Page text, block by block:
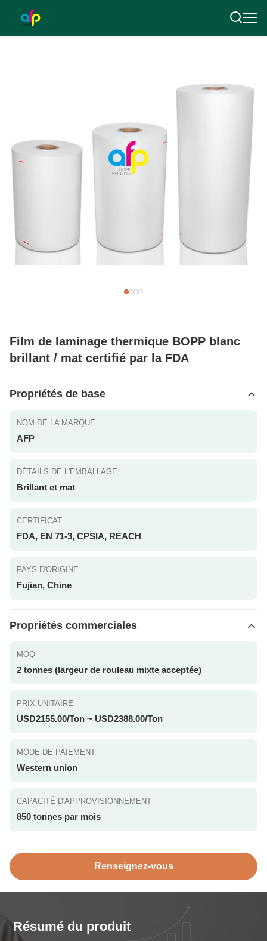
Film de laminage thermique BOPP blanc
brillant / mat certifié par la FDA
Propriétés de base
NOM DE LA MARQUE
AFP
DÉTAILS DE L'EMBALLAGE
Brillant et mat
CERTIFICAT
FDA, EN 71-3, CPSIA, REACH
PAYS D'ORIGINE
Fujian, Chine
Propriétés commerciales
MOQ
2 tonnes (largeur de rouleau mixte acceptée)
PRIX UNITAIRE
USD2155.00/Ton ~ USD2388.00/Ton
MODE DE PAIEMENT
Western union
CAPACITÉ D'APPROVISIONNEMENT
850 tonnes par mois
Renseignez-vous
Résumé du produit